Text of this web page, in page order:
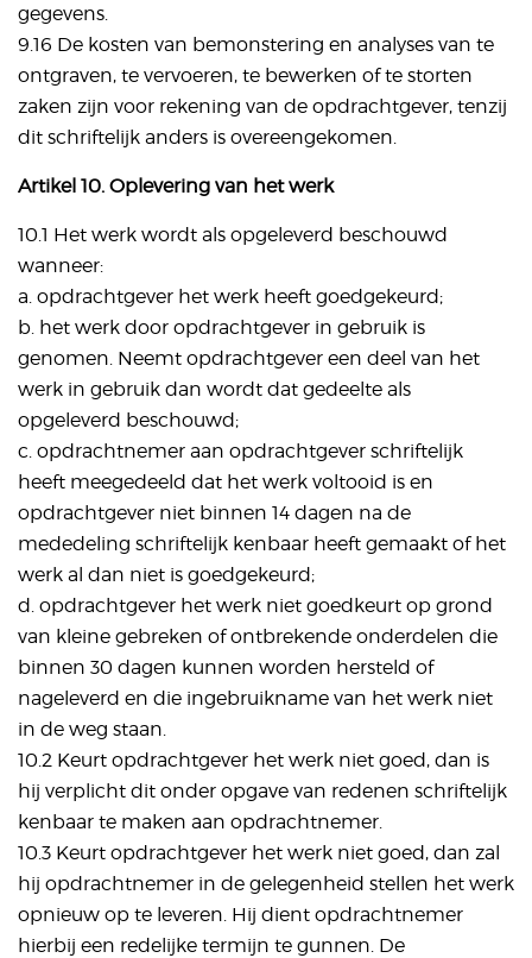
gegevens.
9.16 De kosten van bemonstering en analyses van te
ontgraven, te vervoeren, te bewerken of te storten
zaken zijn voor rekening van de opdrachtgever, tenzij
dit schriftelijk anders is overeengekomen.
Artikel 10. Oplevering van het werk
10.1 Het werk wordt als opgeleverd beschouwd
wanneer:
a. opdrachtgever het werk heeft goedgekeurd;
b. het werk door opdrachtgever in gebruik is
genomen. Neemt opdrachtgever een deel van het
werk in gebruik dan wordt dat gedeelte als
opgeleverd beschouwd;
c. opdrachtnemer aan opdrachtgever schriftelijk
heeft meegedeeld dat het werk voltooid is en
opdrachtgever niet binnen 14 dagen na de
mededeling schriftelijk kenbaar heeft gemaakt of het
werk al dan niet is goedgekeurd;
d. opdrachtgever het werk niet goedkeurt op grond
van kleine gebreken of ontbrekende onderdelen die
binnen 30 dagen kunnen worden hersteld of
nageleverd en die ingebruikname van het werk niet
in de weg staan.
10.2 Keurt opdrachtgever het werk niet goed, dan is
hij verplicht dit onder opgave van redenen schriftelijk
kenbaar te maken aan opdrachtnemer.
10.3 Keurt opdrachtgever het werk niet goed, dan zal
hij opdrachtnemer in de gelegenheid stellen het werk
opnieuw op te leveren. Hij dient opdrachtnemer
hierbij een redelijke termijn te gunnen. De